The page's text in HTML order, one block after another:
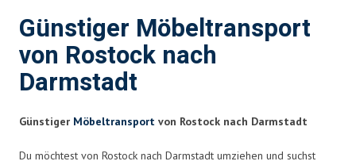
Günstiger Möbeltransport
von Rostock nach
Darmstadt
Günstiger Möbeltransport von Rostock nach Darmstadt
Du möchtest von Rostock nach Darmstadt umziehen und suchst